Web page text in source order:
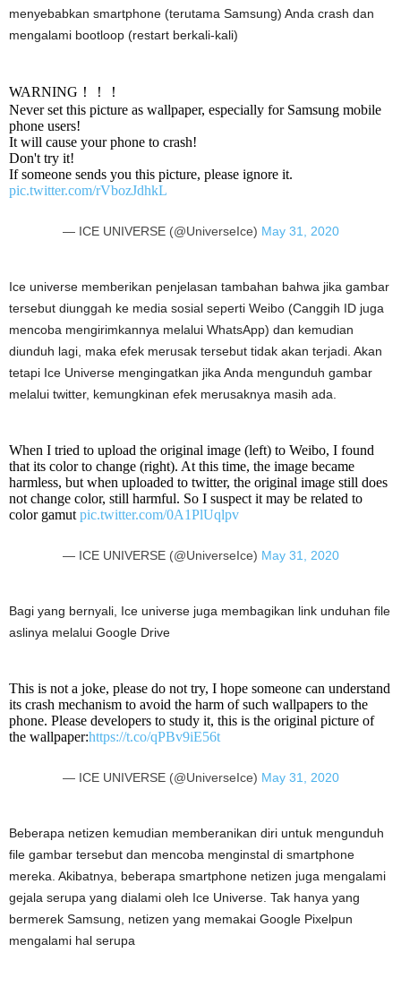
menyebabkan smartphone (terutama Samsung) Anda crash dan
mengalami bootloop (restart berkali-kali)
WARNING！！！
Never set this picture as wallpaper, especially for Samsung mobile
phone users!
It will cause your phone to crash!
Don't try it!
If someone sends you this picture, please ignore it.
pic.twitter.com/rVbozJdhkL
— ICE UNIVERSE (@UniverseIce) May 31, 2020
Ice universe memberikan penjelasan tambahan bahwa jika gambar
tersebut diunggah ke media sosial seperti Weibo (Canggih ID juga
mencoba mengirimkannya melalui WhatsApp) dan kemudian
diunduh lagi, maka efek merusak tersebut tidak akan terjadi. Akan
tetapi Ice Universe mengingatkan jika Anda mengunduh gambar
melalui twitter, kemungkinan efek merusaknya masih ada.
When I tried to upload the original image (left) to Weibo, I found
that its color to change (right). At this time, the image became
harmless, but when uploaded to twitter, the original image still does
not change color, still harmful. So I suspect it may be related to
color gamut pic.twitter.com/0A1PlUqlpv
— ICE UNIVERSE (@UniverseIce) May 31, 2020
Bagi yang bernyali, Ice universe juga membagikan link unduhan file
aslinya melalui Google Drive
This is not a joke, please do not try, I hope someone can understand
its crash mechanism to avoid the harm of such wallpapers to the
phone. Please developers to study it, this is the original picture of
the wallpaper:https://t.co/qPBv9iE56t
— ICE UNIVERSE (@UniverseIce) May 31, 2020
Beberapa netizen kemudian memberanikan diri untuk mengunduh
file gambar tersebut dan mencoba menginstal di smartphone
mereka. Akibatnya, beberapa smartphone netizen juga mengalami
gejala serupa yang dialami oleh Ice Universe. Tak hanya yang
bermerek Samsung, netizen yang memakai Google Pixelpun
mengalami hal serupa